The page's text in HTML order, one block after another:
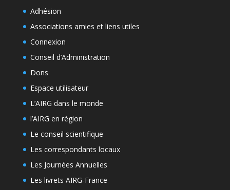
Adhésion
Associations amies et liens utiles
Connexion
Conseil d’Administration
Dons
Espace utilisateur
L’AIRG dans le monde
l’AIRG en région
Le conseil scientifique
Les correspondants locaux
Les Journées Annuelles
Les livrets AIRG-France